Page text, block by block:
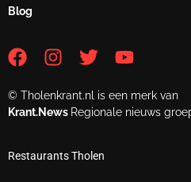
Blog
© Tholenkrant.nl is een merk van
Krant.News Regionale nieuws
Restaurants Tholen